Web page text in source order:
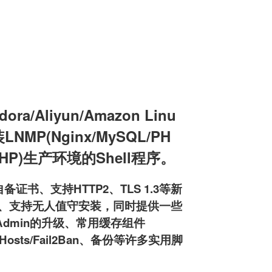
Aliyun/Amazon Linu
MySQL/PH
生产环境的Shell程序。
证书、支持HTTP2、TLS 1.3等新
支持无人值守安装，同时提供一些
的升级、常用缓存组件
Fail2Ban、备份等许多实用脚